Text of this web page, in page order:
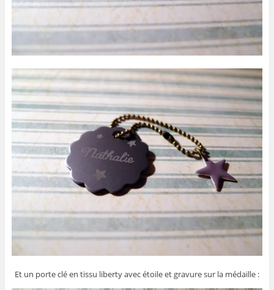
Et un porte clé en tissu liberty avec étoile et gravure sur la médaille :